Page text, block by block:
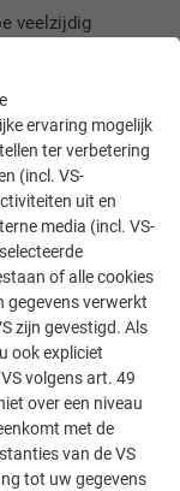
veelzijdig
meer
en
ervaring mogelijk
ter verbetering
(incl. VS-
uit en
media (incl. VS-
of alle cookies
gegevens verwerkt
zijn gevestigd. Als
ook expliciet
volgens art. 49
over een niveau
met de
van de VS
tot uw gegevens